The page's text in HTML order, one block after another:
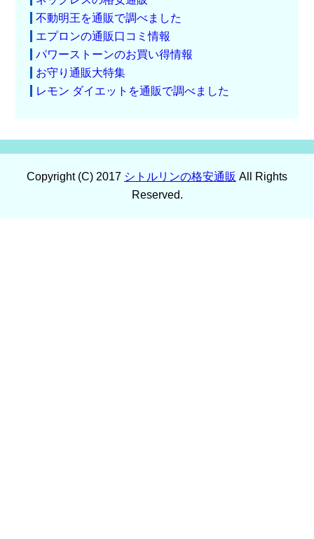
不動明王を通販で調べました
エプロンの通販口コミ情報
パワーストーンのお買い得情報
お守り通販大特集
レモン ダイエットを通販で調べました
Copyright (C) 2017 シトルリンの格安通販 All Rights
Reserved.